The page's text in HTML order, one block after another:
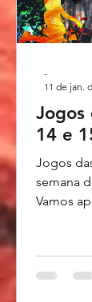
Jogos
14 e
Jogos
semana
Vamos
-
11 de jan.